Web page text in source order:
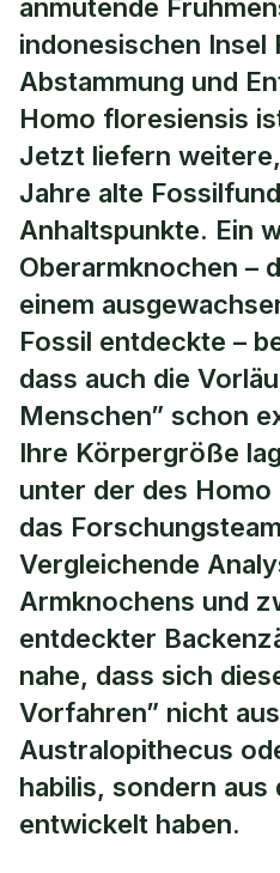
anmutende
indonesischen Insel
Abstammung und
Homo floresiensis
Jetzt liefern
Jahre alte
Anhaltspunkte. Ein
Oberarmknochen –
einem
Fossil entdeckte –
dass auch die
Menschen” schon
Ihre Körpergröße
unter der des
das
Vergleichende
Armknochens und
entdeckter
nahe, dass sich
Vorfahren” nicht
Australopithecus
habilis, sondern
entwickelt haben.